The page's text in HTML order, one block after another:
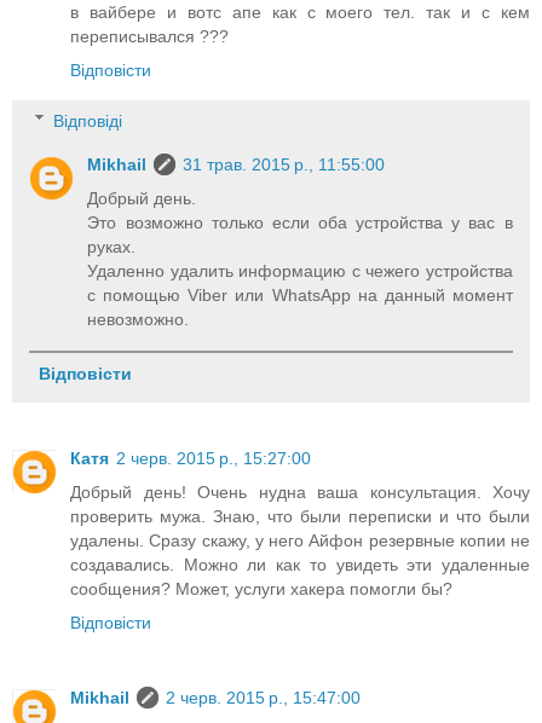
в вайбере и вотс апе как с моего тел. так и с кем
переписывался ???
Відповісти
Відповіді
Mikhail
31 трав. 2015 р., 11:55:00
Добрый день.
Это возможно только если оба устройства у вас в
руках.
Удаленно удалить информацию с чежего устройства
с помощью Viber или WhatsApp на данный момент
невозможно.
Відповісти
Катя 2 черв. 2015 р., 15:27:00
Добрый день! Очень нудна ваша консультация. Хочу
проверить мужа. Знаю, что были переписки и что были
удалены. Сразу скажу, у него Айфон резервные копии не
создавались. Можно ли как то увидеть эти удаленные
сообщения? Может, услуги хакера помогли бы?
Відповісти
Mikhail
2 черв. 2015 р., 15:47:00